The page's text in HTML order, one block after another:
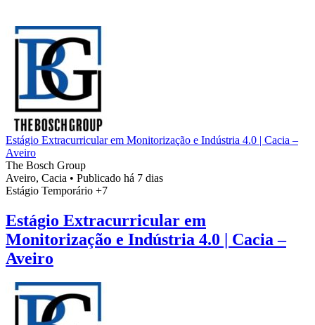
Estágio Extracurricular em Monitorização e Indústria 4.0 | Cacia –
Aveiro
The Bosch Group
Aveiro, Cacia • Publicado há 7 dias
Estágio Temporário +7
Estágio Extracurricular em
Monitorização e Indústria 4.0 | Cacia –
Aveiro